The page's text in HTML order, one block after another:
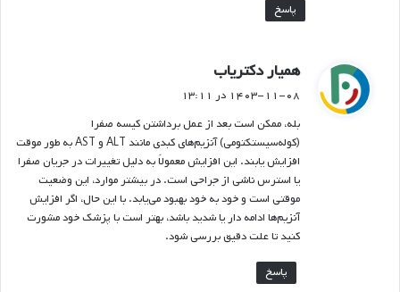
پاسخ
همیار دکتریاب
ف
:
۱۴۰۳-۱۱-۰۸ در ۱۳:۱۱
بله، ممکن است بعد از عمل برداشتن کیسه صفرا
(کوله‌سیستکتومی) آنزیم‌های کبدی مانند ALT و AST به طور موقت
افزایش یابند. این افزایش معمولاً به دلیل تغییرات در جریان صفرا
یا استرس ناشی از جراحی است. در بیشتر موارد، این وضعیت
موقتی است و خود به‌ خود بهبود می‌یابد. با این حال، اگر افزایش
آنزیم‌ها ادامه دار یا شدید باشد، بهتر است با پزشک خود مشورت
کنید تا علت دقیق بررسی شود.
پاسخ